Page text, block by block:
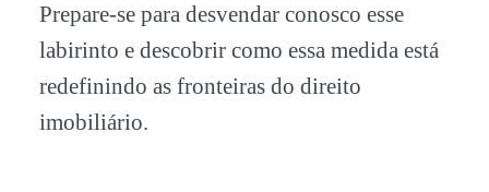
Prepare-se para desvendar conosco esse
labirinto e descobrir como essa medida está
redefinindo as fronteiras do direito
imobiliário.